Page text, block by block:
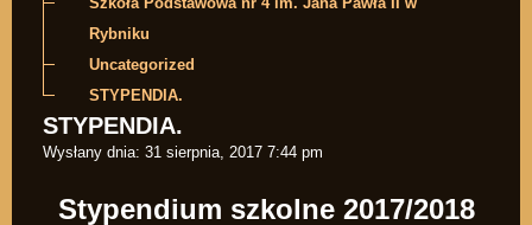
Rybniku
Uncategorized
STYPENDIA.
STYPENDIA.
Wysłany dnia: 31 sierpnia, 2017 7:44 pm
Stypendium szkolne 2017/2018